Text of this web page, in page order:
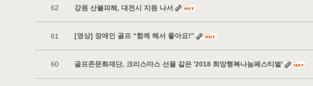
62 강원 산불피해, 대전시 지원 나서
61 [영상] 장애인 골프 “함께 해서 좋아요!”
60 골프존문화재단, 크리스마스 선물 같은 '2018 희망행복나눔페스티벌'